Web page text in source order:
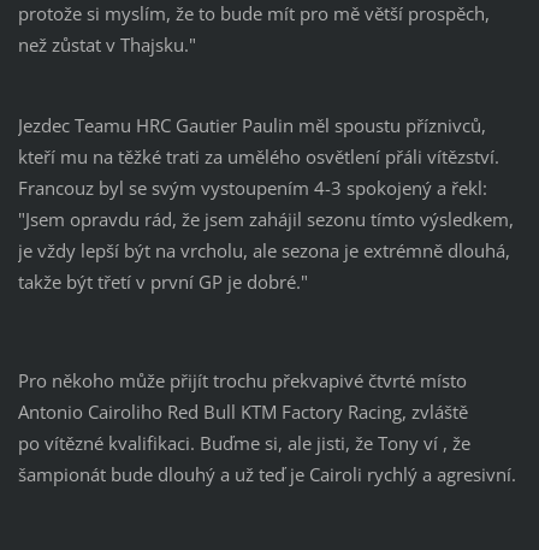
protože si myslím, že to bude mít pro mě větší prospěch,
než zůstat v Thajsku."
Jezdec Teamu HRC Gautier Paulin měl spoustu příznivců,
kteří mu na těžké trati za umělého osvětlení přáli vítězství.
Francouz byl se svým vystoupením 4-3 spokojený a řekl:
"Jsem opravdu rád, že jsem zahájil sezonu tímto výsledkem,
je vždy lepší být na vrcholu, ale sezona je extrémně dlouhá,
takže být třetí v první GP je dobré."
Pro někoho může přijít trochu překvapivé čtvrté místo
Antonio Cairoliho Red Bull KTM Factory Racing, zvláště
po vítězné kvalifikaci. Buďme si, ale jisti, že Tony ví , že
šampionát bude dlouhý a už teď je Cairoli rychlý a agresivní.